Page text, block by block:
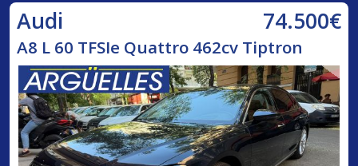
Audi 74.500€
A8 L 60 TFSIe Quattro 462cv Tiptron